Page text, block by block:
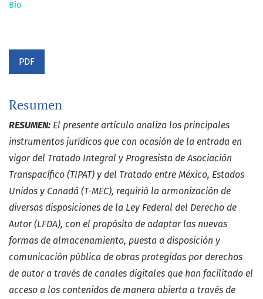
Bio
PDF
Resumen
RESUMEN: El presente artículo analiza los principales
instrumentos jurídicos que con ocasión de la entrada en
vigor del Tratado Integral y Progresista de Asociación
Transpacífico (TIPAT) y del Tratado entre México, Estados
Unidos y Canadá (T-MEC), requirió la armonización de
diversas disposiciones de la Ley Federal del Derecho de
Autor (LFDA), con el propósito de adaptar las nuevas
formas de almacenamiento, puesta a disposición y
comunicación pública de obras protegidas por derechos
de autor a través de canales digitales que han facilitado el
acceso a los contenidos de manera abierta a través de